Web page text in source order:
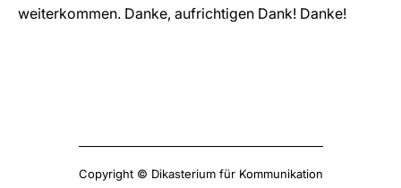
weiterkommen. Danke, aufrichtigen Dank! Danke!
Copyright © Dikasterium für Kommunikation